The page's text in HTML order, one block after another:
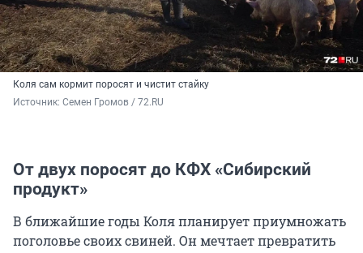
Коля сам кормит поросят и чистит стайку
Источник: Семен Громов / 72.RU
От двух поросят до КФХ «Сибирский
продукт»
В ближайшие годы Коля планирует приумножать
поголовье своих свиней. Он мечтает превратить